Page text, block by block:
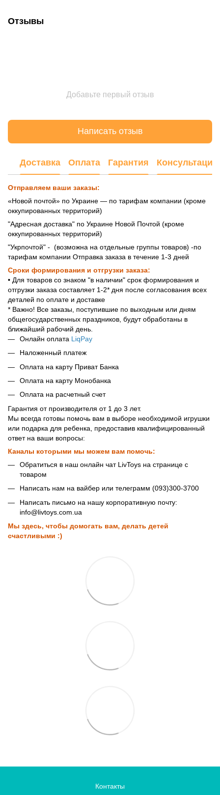
Отзывы
Добавьте первый отзыв
Написать отзыв
Доставка Оплата Гарантия Консультация
Отправляем ваши заказы:
«Новой почтой» по Украине — по тарифам компании (кроме
оккупированных территорий)
"Адресная доставка" по Украине Новой Почтой (кроме
оккупированных территорий)
"Укрпочтой" - (возможна на отдельные группы товаров) -по
тарифам компании Отправка заказа в течение 1-3 дней
Сроки формирования и отгрузки заказа:
• Для товаров со знаком "в наличии" срок формирования и
отгрузки заказа составляет 1-2* дня после согласования всех
деталей по оплате и доставке
* Важно! Все заказы, поступившие по выходным или дням
общегосударственных праздников, будут обработаны в
ближайший рабочий день.
Онлайн оплата LiqPay
Наложенный платеж
Оплата на карту Приват Банка
Оплата на карту Монобанка
Оплата на расчетный счет
Гарантия от производителя от 1 до 3 лет.
Мы всегда готовы помочь вам в выборе необходимой игрушки
или подарка для ребенка, предоставив квалифицированный
ответ на ваши вопросы:
Каналы которыми мы можем вам помочь:
Обратиться в наш онлайн чат LivToys на странице с
товаром
Написать нам на вайбер или телеграмм (093)300-3700
Написать письмо на нашу корпоративную почту:
info@livtoys.com.ua
Мы здесь, чтобы домогать вам, делать детей
счастливыми :)
Контакты